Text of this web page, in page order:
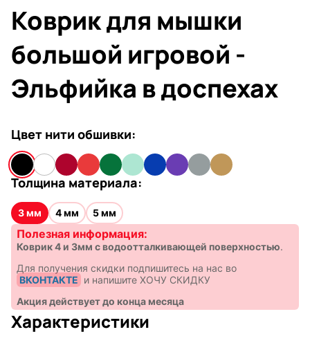
Коврик для мышки
большой игровой -
Эльфийка в доспехах
Цвет нити обшивки:
Толщина материала:
3 мм 4 мм 5 мм
Полезная информация:
Коврик 4 и 3мм с водоотталкивающей поверхностью.
Для получения скидки подпишитесь на нас во
ВКОНТАКТЕ и напишите ХОЧУ СКИДКУ
Акция действует до конца месяца
Характеристики